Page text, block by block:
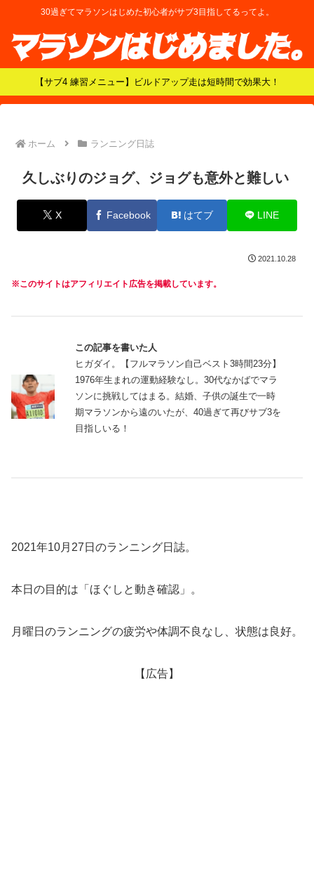
30過ぎてマラソンはじめた初心者がサブ3目指してるってよ。
【サブ4 練習メニュー】ビルドアップ走は短時間で効果大！
ホーム ランニング日誌
久しぶりのジョグ、ジョグも意外と難しい
X Facebook はてブ LINE
2021.10.28
※このサイトはアフィリエイト広告を掲載しています。
この記事を書いた人
ヒガダイ。【フルマラソン自己ベスト3時間23分】
1976年生まれの運動経験なし。30代なかばでマラ
ソンに挑戦してはまる。結婚、子供の誕生で一時
期マラソンから遠のいたが、40過ぎて再びサブ3を
目指しいる！
2021年10月27日のランニング日誌。
本日の目的は「ほぐしと動き確認」。
月曜日のランニングの疲労や体調不良なし、状態は良好。
【広告】